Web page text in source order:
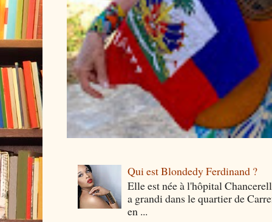
Qui est Blondedy Ferdinand ?
Elle est née à l'hôpital
a grandi dans le quartier de
en ...